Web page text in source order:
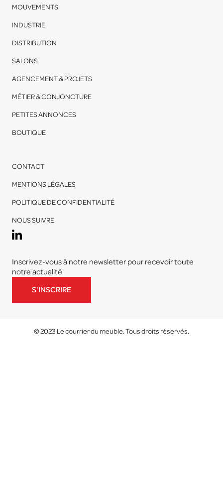
MOUVEMENTS
INDUSTRIE
DISTRIBUTION
SALONS
AGENCEMENT & PROJETS
MÉTIER & CONJONCTURE
PETITES ANNONCES
BOUTIQUE
CONTACT
MENTIONS LÉGALES
POLITIQUE DE CONFIDENTIALITÉ
NOUS SUIVRE
Inscrivez-vous à notre newsletter pour recevoir toute
notre actualité
S'INSCRIRE
© 2023 Le courrier du meuble. Tous droits réservés.